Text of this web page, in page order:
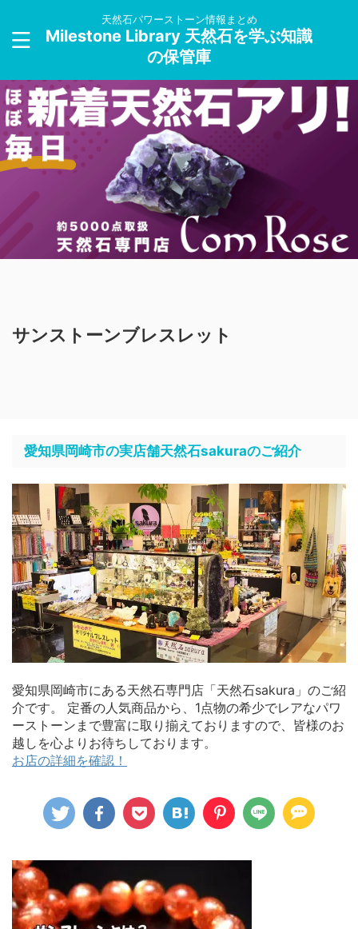
天然石パワーストーン情報まとめ
Milestone Library 天然石を学ぶ知識
の保管庫
サンストーンブレスレット
愛知県岡崎市の実店舗天然石sakuraのご紹介
愛知県岡崎市にある天然石専門店「天然石sakura」のご紹
介です。 定番の人気商品から、1点物の希少でレアなパワ
ーストーンまで豊富に取り揃えておりますので、皆様のお
越しを心よりお待ちしております。
お店の詳細を確認！